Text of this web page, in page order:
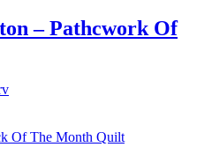
– Pathcwork Of